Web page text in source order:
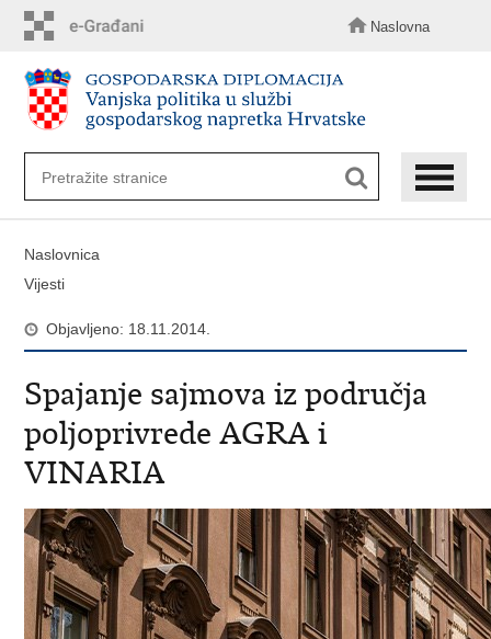
sadržaj
Naslovna
Naslovnica
Vijesti
Objavljeno: 18.11.2014.
Spajanje sajmova iz područja
poljoprivrede AGRA i
VINARIA